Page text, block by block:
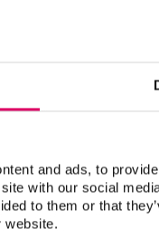
and ads, to
with our social
to them or that
website.
adaptées
et la
très bien au
des sets de